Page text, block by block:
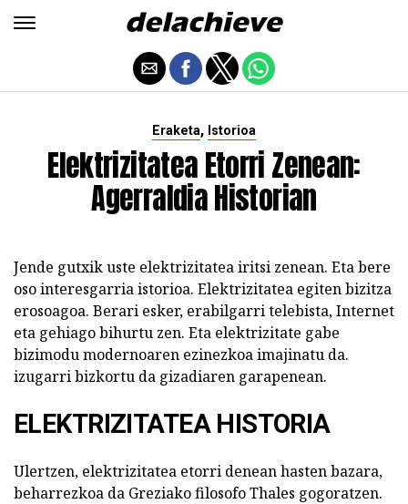
Eraketa, Istorioa
Elektrizitatea Etorri Zenean:
Agerraldia Historian
Jende gutxik uste elektrizitatea iritsi zenean. Eta bere
oso interesgarria istorioa. Elektrizitatea egiten bizitza
erosoagoa. Berari esker, erabilgarri telebista, Internet
eta gehiago bihurtu zen. Eta elektrizitate gabe
bizimodu modernoaren ezinezkoa imajinatu da.
izugarri bizkortu da gizadiaren garapenean.
ELEKTRIZITATEA HISTORIA
Ulertzen, elektrizitatea etorri denean hasten bazara,
beharrezkoa da Greziako filosofo Thales gogoratzen.